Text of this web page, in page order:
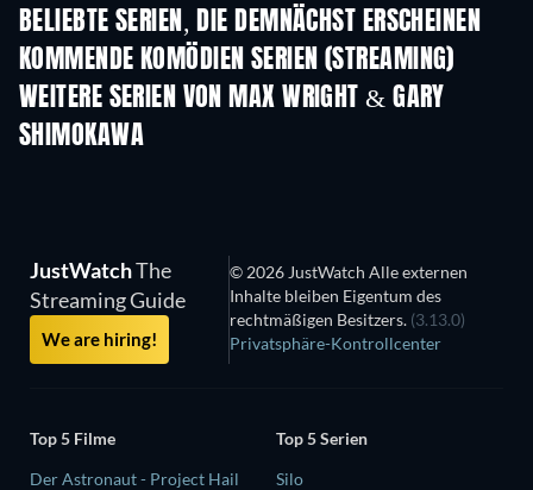
BELIEBTE SERIEN, DIE DEMNÄCHST ERSCHEINEN
Serie Serie
KOMMENDE KOMÖDIEN SERIEN (STREAMING)
Staffel 6 Staffel 2
WEITERE SERIEN VON MAX WRIGHT & GARY
SHIMOKAWA
JustWatchThe
Streaming Guide
We are hiring!
© 2026 JustWatch Alle externen
Inhalte bleiben Eigentum des
rechtmäßigen Besitzers. (3.13.0)
Privatsphäre-Kontrollcenter
Top 5 Filme
Der Astronaut - Project Hail
Top 5 Serien
Silo